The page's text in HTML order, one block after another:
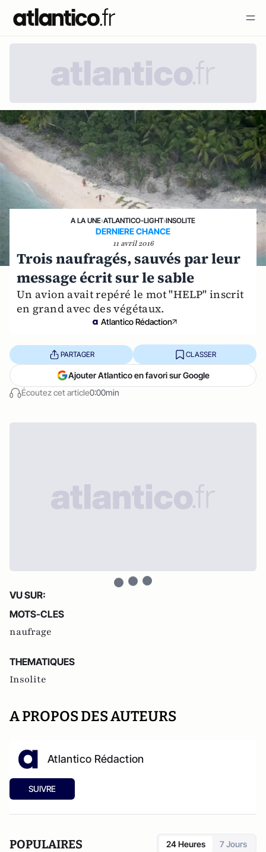
A LA UNE›ATLANTICO-LIGHT›INSOLITE
DERNIERE CHANCE
11 avril 2016
Trois naufragés, sauvés par leur
message écrit sur le sable
Un avion avait repéré le mot "HELP" inscrit
en grand avec des végétaux.
Atlantico Rédaction
Écoutez cet article0:00min
PARTAGER CLASSER
Ajouter Atlantico en favori sur Google
VU SUR:
MOTS-CLES
naufrage
THEMATIQUES
Insolite
A PROPOS DES AUTEURS
Atlantico Rédaction
SUIVRE
POPULAIRES 24 Heures 7 Jours